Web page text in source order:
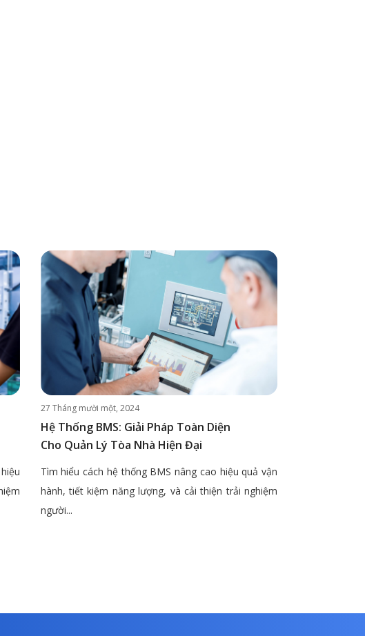
27 Tháng mười một, 2024
Hệ Thống BMS: Giải Pháp Toàn Diện
Cho Quản Lý Tòa Nhà Hiện Đại
Tìm hiểu cách hệ thống BMS nâng cao hiệu quả vận
hành, tiết kiệm năng lượng, và cải thiện trải nghiệm
người...